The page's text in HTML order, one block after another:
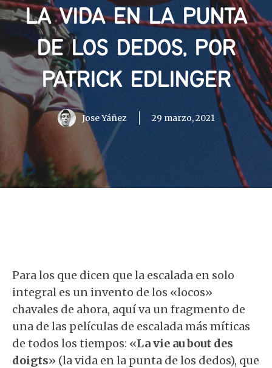
LA VIDA EN LA PUNTA
DE LOS DEDOS, POR
PATRICK EDLINGER
Jose Yáñez 29 marzo, 2021
Para los que dicen que la escalada en solo
integral es un invento de los «locos»
chavales de ahora, aquí va un fragmento de
una de las películas de escalada más míticas
de todos los tiempos: «La vie au bout des
doigts» (la vida en la punta de los dedos), que